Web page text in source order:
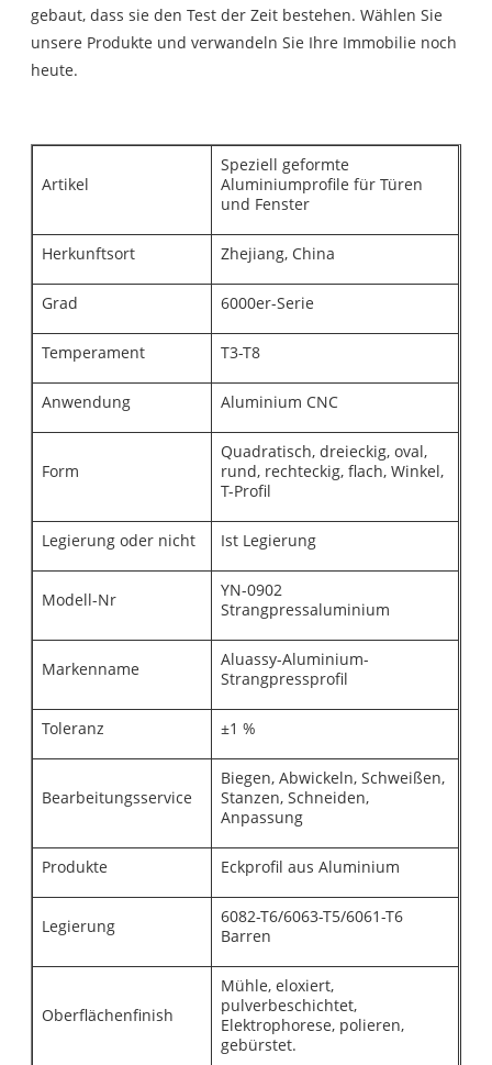
gebaut, dass sie den Test der Zeit bestehen. Wählen Sie
unsere Produkte und verwandeln Sie Ihre Immobilie noch
heute.
Artikel
Speziell geformte
Aluminiumprofile für Türen
und Fenster
Herkunftsort Zhejiang, China
Grad 6000er-Serie
Temperament T3-T8
Anwendung Aluminium CNC
Form
Quadratisch, dreieckig, oval,
rund, rechteckig, flach, Winkel,
T-Profil
Legierung oder nicht Ist Legierung
Modell-Nr
YN-0902
Strangpressaluminium
Markenname
Aluassy-Aluminium-
Strangpressprofil
Toleranz ±1 %
Bearbeitungsservice
Biegen, Abwickeln, Schweißen,
Stanzen, Schneiden,
Anpassung
Produkte Eckprofil aus Aluminium
Legierung
6082-T6/6063-T5/6061-T6
Barren
Oberflächenfinish
Mühle, eloxiert,
pulverbeschichtet,
Elektrophorese, polieren,
gebürstet.